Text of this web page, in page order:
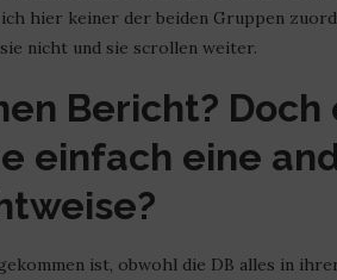
hier keiner der beiden Gruppen
nicht und sie scrollen weiter.
Bericht? Doch
einfach eine
ist, obwohl die DB alles in